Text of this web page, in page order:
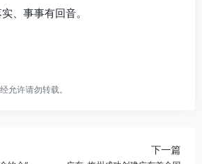
、事事有回音。
允许请勿转载。
下一篇